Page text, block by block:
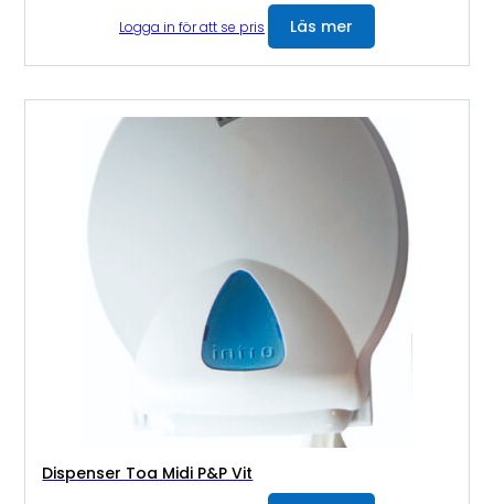
Logga in för att se pris Läs mer
Dispenser Toa Midi P&P Vit